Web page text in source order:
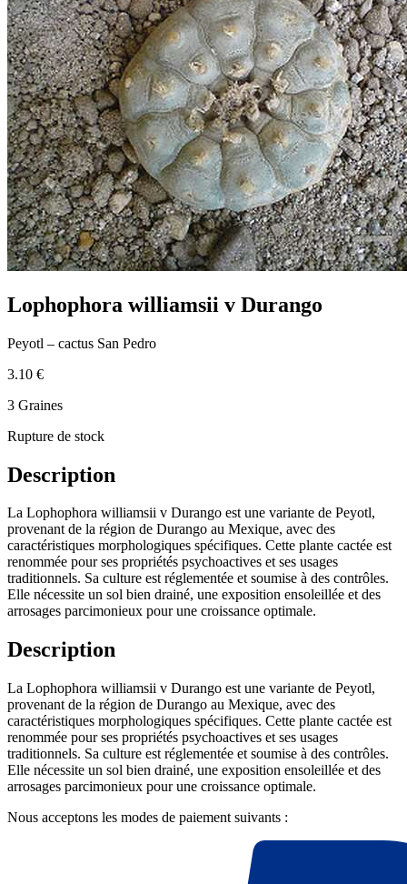
Lophophora williamsii v Durango
Peyotl – cactus San Pedro
3.10 €
3 Graines
Rupture de stock
Description
La Lophophora williamsii v Durango est une variante de Peyotl,
provenant de la région de Durango au Mexique, avec des
caractéristiques morphologiques spécifiques. Cette plante cactée est
renommée pour ses propriétés psychoactives et ses usages
traditionnels. Sa culture est réglementée et soumise à des contrôles.
Elle nécessite un sol bien drainé, une exposition ensoleillée et des
arrosages parcimonieux pour une croissance optimale.
Description
La Lophophora williamsii v Durango est une variante de Peyotl,
provenant de la région de Durango au Mexique, avec des
caractéristiques morphologiques spécifiques. Cette plante cactée est
renommée pour ses propriétés psychoactives et ses usages
traditionnels. Sa culture est réglementée et soumise à des contrôles.
Elle nécessite un sol bien drainé, une exposition ensoleillée et des
arrosages parcimonieux pour une croissance optimale.
Nous acceptons les modes de paiement suivants :